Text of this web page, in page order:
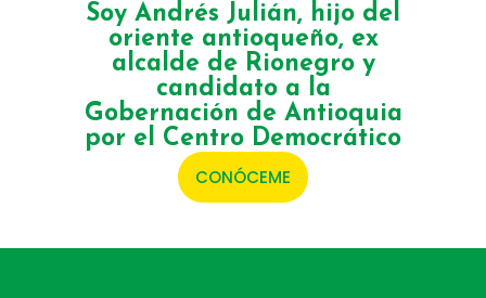
Soy Andrés Julián, hijo del
oriente antioqueño, ex
alcalde de Rionegro y
candidato a la
Gobernación de Antioquia
por el Centro Democrático
CONÓCEME